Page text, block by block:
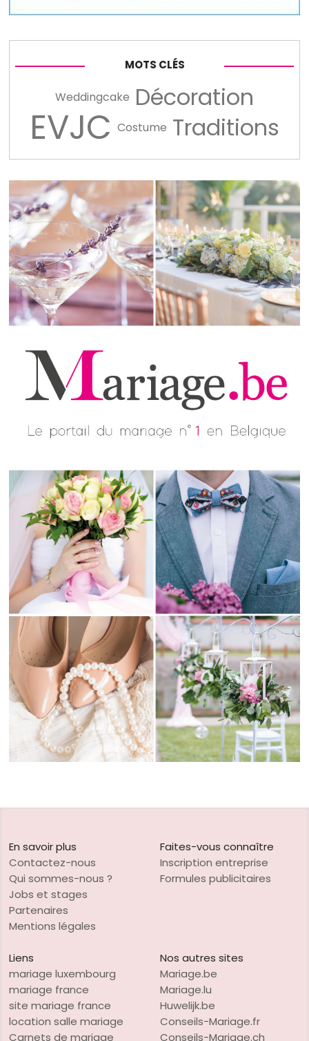
MOTS CLÉS
Weddingcake Décoration
EVJC Costume Traditions
En savoir plus
Contactez-nous
Qui sommes-nous ?
Jobs et stages
Partenaires
Mentions légales
Faites-vous connaître
Inscription entreprise
Formules publicitaires
Liens
mariage luxembourg
mariage france
site mariage france
location salle mariage
Carnets de mariage
Nos autres sites
Mariage.be
Mariage.lu
Huwelijk.be
Conseils-Mariage.fr
Conseils-Mariage.ch